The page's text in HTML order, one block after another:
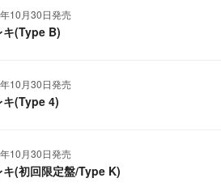
10月30日発売
キ(Type B)
10月30日発売
キ(Type 4)
10月30日発売
(初回限定盤/Type K)